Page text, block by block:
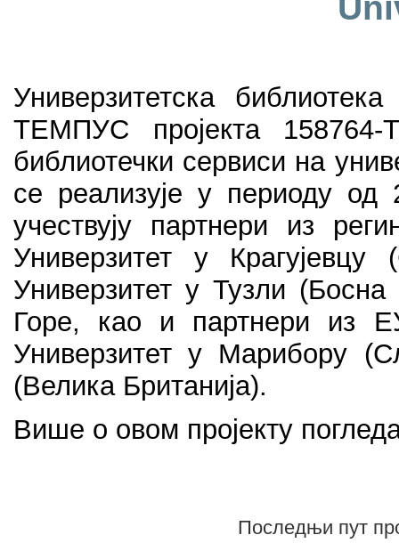
Универзитетска
ТЕМПУС пројекта 158764-
библиотечки сервиси на
се реализује у периоду
учествују партнери из
Универзитет у Крагујевцу
Универзитет у Тузли
Горе, као и партнери из
Универзитет у Марибору
(Велика Британија).
Више о овом пројекту
Последњи пут